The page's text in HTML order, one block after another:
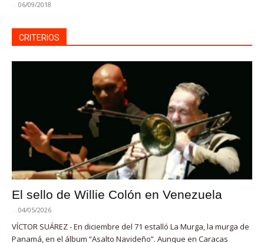
- 06/09/2018
CRITERIOS
El sello de Willie Colón en Venezuela
- 04/05/2026
VÍCTOR SUÁREZ - En diciembre del 71 estalló La Murga, la murga de
Panamá, en el álbum “Asalto Navideño”. Aunque en Caracas